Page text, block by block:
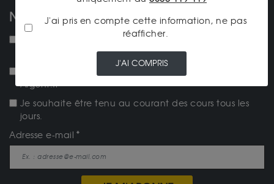
NOS NEWSLETTERS
NEW ! Je souhaite recevoir la lettre d'actualités
Je souhaite recevoir la newsletter Achat-Or-et-
Argent.fr
Je souhaite être tenu au courant des cours tous les
jours.
Adresse e-mail
J'ai pris en compte cette information, ne pas
réafficher.
J'AI COMPRIS